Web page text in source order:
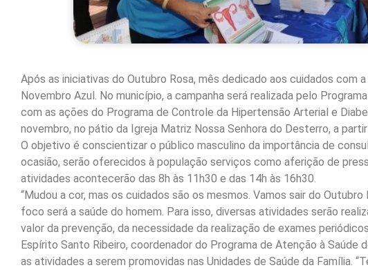
Após as iniciativas do Outubro Rosa, mês dedicado aos cuidados com
Novembro Azul. No município, a campanha será realizada pelo
com as ações do Programa de Controle da Hipertensão Arterial e
novembro, no pátio da Igreja Matriz Nossa Senhora do Desterro, a partir
O objetivo é conscientizar o público masculino da importância de
ocasião, serão oferecidos à população serviços como aferição de
atividades acontecerão das 8h às 11h30 e das 14h às 16h30.
“Mudou a cor, mas os cuidados são os mesmos. Vamos sair do
foco será a saúde do homem. Para isso, diversas atividades serão
valor da prevenção, da necessidade da realização de exames
Espírito Santo Ribeiro, coordenador do Programa de Atenção à Saúde
as atividades a serem promovidas nas Unidades de Saúde da Família.